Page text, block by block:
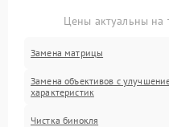
Цены актуальны на
Замена матрицы
Замена объективов с
характеристик
Чистка бинокля